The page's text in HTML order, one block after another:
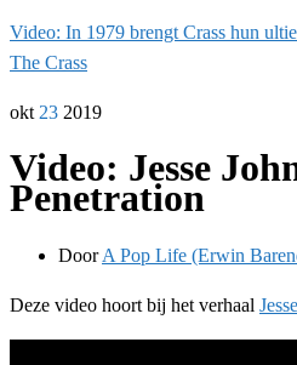
Video: In 1979 brengt Crass hun
The Crass
okt 23 2019
Video: Jesse
Penetration
DoorA Pop Life (Erwin
Deze video hoort bij het verhaal